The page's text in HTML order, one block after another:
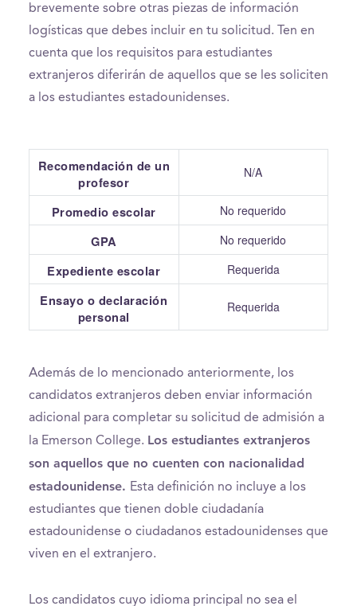
brevemente sobre otras piezas de información
logísticas que debes incluir en tu solicitud. Ten en
cuenta que los requisitos para estudiantes
extranjeros diferirán de aquellos que se les soliciten
a los estudiantes estadounidenses.
Recomendación de un
profesor
N/A
Promedio escolar No requerido
GPA No requerido
Expediente escolar Requerida
Ensayo o declaración
personal
Requerida
Además de lo mencionado anteriormente, los
candidatos extranjeros deben enviar información
adicional para completar su solicitud de admisión a
la Emerson College. Los estudiantes extranjeros
son aquellos que no cuenten con nacionalidad
estadounidense. Esta definición no incluye a los
estudiantes que tienen doble ciudadanía
estadounidense o ciudadanos estadounidenses que
viven en el extranjero.
Los candidatos cuyo idioma principal no sea el